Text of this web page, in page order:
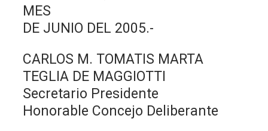
MES
DE JUNIO DEL 2005.-
CARLOS M. TOMATIS MARTA
TEGLIA DE MAGGIOTTI
Secretario Presidente
Honorable Concejo Deliberante